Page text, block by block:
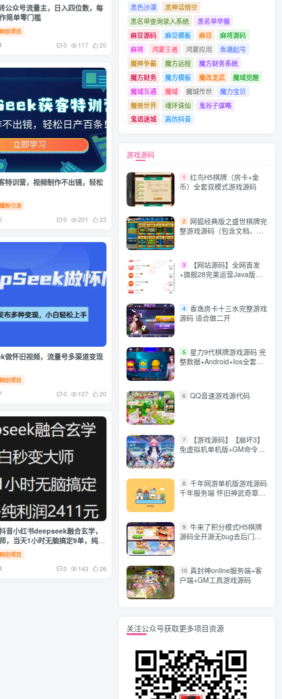
公众号流量主，日入四位数，每
简单零门槛
网创项目
0 117 20
特训营，视频制作不出镜，轻松
爆粉引流
0 201 23
做怀旧视频，流量号多渠道变现
网创项目
0 127 20
音小红书deepseek融合玄学，
，当天1小时无脑搞定9单，纯利
网创项目
0 143 26
黑色沙漠
黑神话悟空
黑名单查询录入系统
黑名单举报
麻豆源码
麻豆模板 麻豆
麻将源码
麻将
鸿蒙王者 鸿蒙应用
鱼塘起号
魔神争霸
魔方远程
魔方财务系统
魔方财务
魔方模板 魔改龙武
魔域觉醒
魔域互通
魔域 魔城传世
魔力宝贝
魔兽世界
魂环诛仙
鬼谷子谋略
鬼语迷城
高仿抖音
游戏源码
1
红鸟H5棋牌（房卡+金
币）全套双模式游戏源码
2
网狐经典版之盛世棋牌完
整游戏源码（包含文档、架
3
【网站源码】全网首发
+旗舰28完美运营Java版高
4 香逸房卡十三水完整游戏
源码 适合做二开
5
星力9代棋牌游戏源码 完
整数据+Android+Ios全套
6 QQ音速游戏源代码
7
【游戏源码】【崩坏3】
免虚拟机单机版+GM命令
8 千年网游单机版游戏源码
千年服务端 怀旧神武奇章一
9 牛来了积分模式H5棋牌
源码全开源无bug去后门无
10 真封神online服务端+客
户端+GM工具游戏源码
关注公众号获取更多项目资源